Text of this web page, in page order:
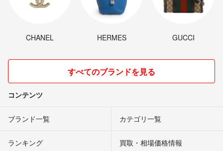
CHANEL HERMES GUCCI
すべてのブランドを見る
コンテンツ
ブランド一覧 カテゴリ一覧
ランキング 買取・相場価格情報